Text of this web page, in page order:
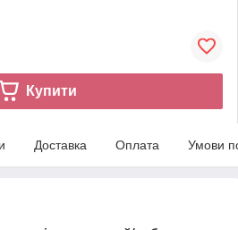
Купити
Доставка Оплата Умови